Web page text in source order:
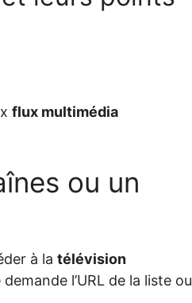
flux multimédia
ou un
à la télévision
l’URL de la liste ou